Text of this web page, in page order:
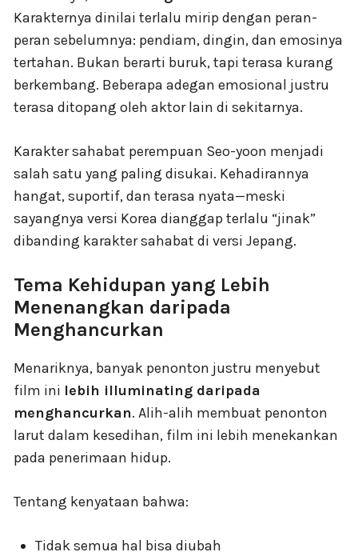
Karakternya dinilai terlalu mirip dengan peran-
peran sebelumnya: pendiam, dingin, dan emosinya
tertahan. Bukan berarti buruk, tapi terasa kurang
berkembang. Beberapa adegan emosional justru
terasa ditopang oleh aktor lain di sekitarnya.
Karakter sahabat perempuan Seo-yoon menjadi
salah satu yang paling disukai. Kehadirannya
hangat, suportif, dan terasa nyata—meski
sayangnya versi Korea dianggap terlalu “jinak”
dibanding karakter sahabat di versi Jepang.
Tema Kehidupan yang Lebih
Menenangkan daripada
Menghancurkan
Menariknya, banyak penonton justru menyebut
film ini lebih illuminating daripada
menghancurkan. Alih-alih membuat penonton
larut dalam kesedihan, film ini lebih menekankan
pada penerimaan hidup.
Tentang kenyataan bahwa:
Tidak semua hal bisa diubah